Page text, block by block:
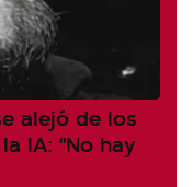
alejó de los
IA: "No hay